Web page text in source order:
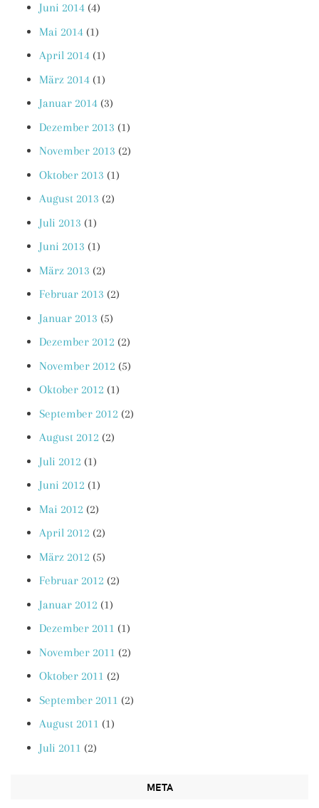
Juni 2014 (4)
Mai 2014 (1)
April 2014 (1)
März 2014 (1)
Januar 2014 (3)
Dezember 2013 (1)
November 2013 (2)
Oktober 2013 (1)
August 2013 (2)
Juli 2013 (1)
Juni 2013 (1)
März 2013 (2)
Februar 2013 (2)
Januar 2013 (5)
Dezember 2012 (2)
November 2012 (5)
Oktober 2012 (1)
September 2012 (2)
August 2012 (2)
Juli 2012 (1)
Juni 2012 (1)
Mai 2012 (2)
April 2012 (2)
März 2012 (5)
Februar 2012 (2)
Januar 2012 (1)
Dezember 2011 (1)
November 2011 (2)
Oktober 2011 (2)
September 2011 (2)
August 2011 (1)
Juli 2011 (2)
META